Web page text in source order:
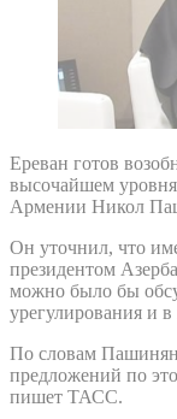
Ереван готов
высочайшем
Армении Никол
Он уточнил, что
президентом
можно было бы
урегулирования и
По словам
предложений по
пишет ТАСС.